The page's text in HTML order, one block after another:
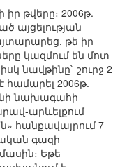
թվերը։ 2006թ.
այցելության
թե իր
կազմում են մոտ
նավթինը` շուրջ 2
համարել 2006թ.
նախագահի
արևելքում
հանքավայրում 7
գազի
Եթե